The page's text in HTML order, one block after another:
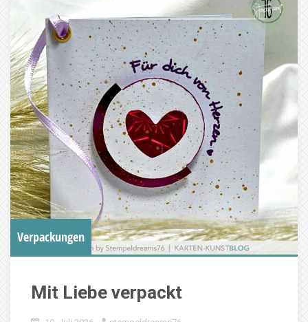
Verpackungen
Mit Liebe verpackt